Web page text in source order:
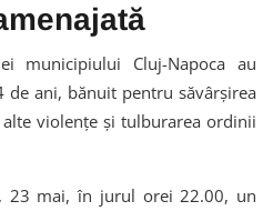
municipiului Cluj-Napoca au
ani, bănuit pentru săvârșirea
violențe și tulburarea ordinii
23 mai, în jurul orei 22.00, un